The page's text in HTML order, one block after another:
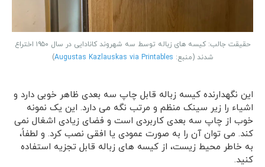
حقیقت جالب: کیسه های زباله توسط سه شهروند کانادایی در سال ۱۹۵۰ اختراع
شدند (منبع: Augustas Kazlauskas via Printables
)
این نگهدارنده کیسه زباله قابل چاپ سه بعدی ظاهر خوبی دارد و
اشیاء را زیر سینک منظم و مرتب نگه می دارد. این یک نمونه
خوب از چاپ سه بعدی کاربردی است و فضای زیادی اشغال نمی
کند. می توان آن را به صورت عمودی یا افقی نصب کرد. و لطفاً،
به خاطر محیط زیست، از کیسه های زباله قابل تجزیه استفاده
کنید.